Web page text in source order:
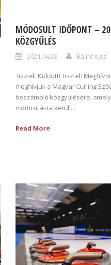
MÓDOSULT IDŐPONT –
KÖZGYŰLÉS
2021.04.28 Bálint Kiss
Tisztelt Küldött! Tisztelt
meghívjuk a Magyar Curling
beszámoló közgyűlésére,
módosításra kerül:...
Read More